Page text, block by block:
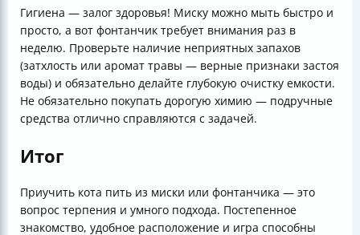
Гигиена — залог здоровья! Миску можно мыть быстро и
просто, а вот фонтанчик требует внимания раз в
неделю. Проверьте наличие неприятных запахов
(затхлость или аромат травы — верные признаки застоя
воды) и обязательно делайте глубокую очистку емкости.
Не обязательно покупать дорогую химию — подручные
средства отлично справляются с задачей.
Итог
Приучить кота пить из миски или фонтанчика — это
вопрос терпения и умного подхода. Постепенное
знакомство, удобное расположение и игра способны